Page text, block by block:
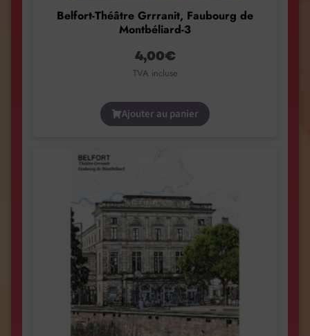
Belfort-Théâtre Grrranit, Faubourg de
Montbéliard-3
4,00€
TVA incluse
Ajouter au panier